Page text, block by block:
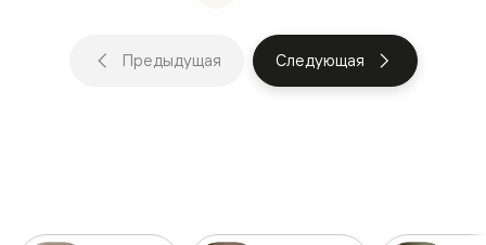
Предыдущая Следующая